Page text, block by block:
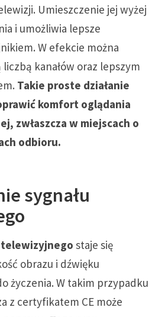
Umieszczenie jej wyżej
i umożliwia lepsze
W efekcie można
liczbą kanałów oraz lepszym
Takie proste działanie
komfort oglądania
zwłaszcza w miejscach o
odbioru.
sygnału
telewizyjnego staje się
obrazu i dźwięku
życzenia. W takim przypadku
z certyfikatem CE może